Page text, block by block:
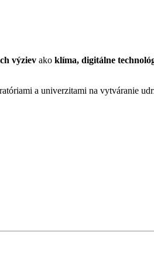
výziev ako klíma, digitálne
a univerzitami na vytváranie